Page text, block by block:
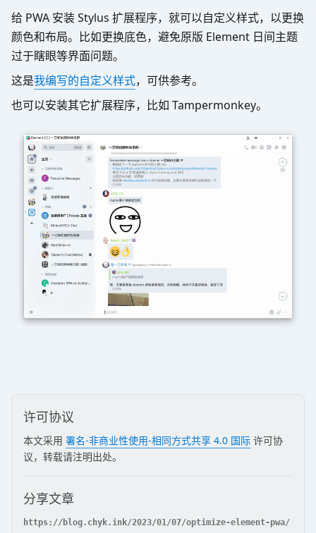
给 PWA 安装 Stylus 扩展程序，就可以自定义样式，以更换
颜色和布局。比如更换底色，避免原版 Element 日间主题
过于瞎眼等界面问题。
这是我编写的自定义样式，可供参考。
也可以安装其它扩展程序，比如 Tampermonkey。
许可协议
本文采用 署名-非商业性使用-相同方式共享 4.0 国际 许可协
议，转载请注明出处。
分享文章